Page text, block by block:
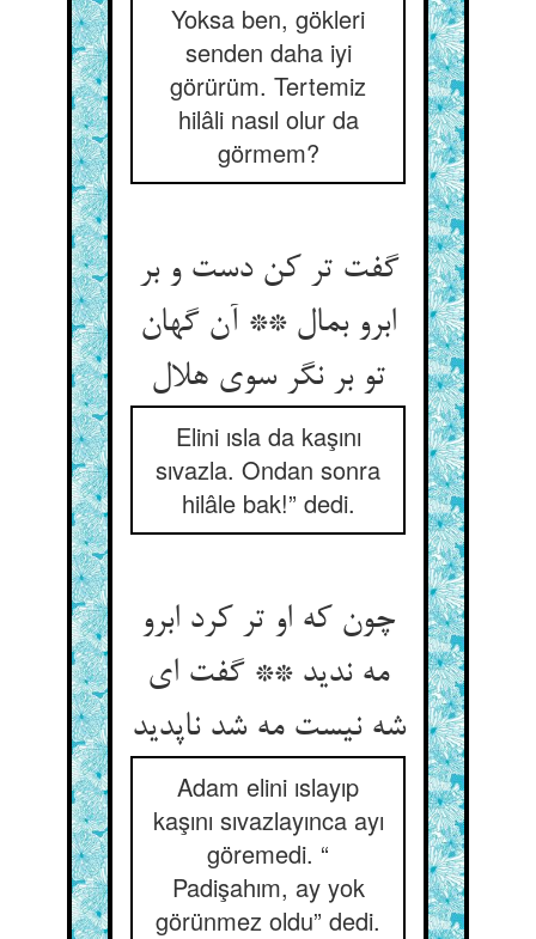
Yoksa ben, gökleri
senden daha iyi
görürüm. Tertemiz
hilâli nasıl olur da
görmem?
گفت تر کن دست و بر
ابرو بمال ** آن گهان
تو بر نگر سوی هلال‏
Elini ısla da kaşını
sıvazla. Ondan sonra
hilâle bak!” dedi.
چون که او تر کرد ابرو
مه ندید ** گفت ای
شه نیست مه شد ناپدید
Adam elini ıslayıp
kaşını sıvazlayınca ayı
göremedi. “
Padişahım, ay yok
görünmez oldu” dedi.